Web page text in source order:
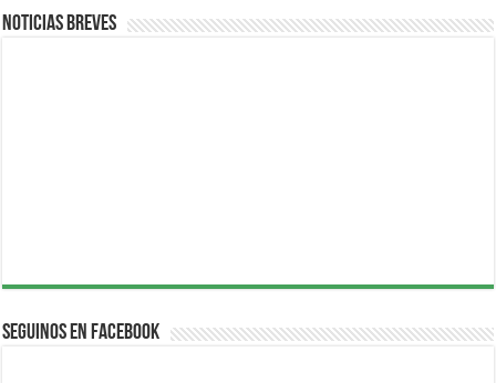
Noticias breves
Seguinos en Facebook